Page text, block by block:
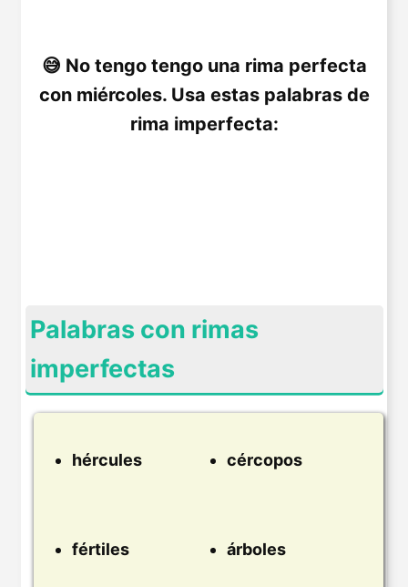
No tengo tengo una rima perfecta
con miércoles. Usa estas palabras de
rima imperfecta:
Palabras con rimas
imperfectas
hércules cércopos
fértiles árboles